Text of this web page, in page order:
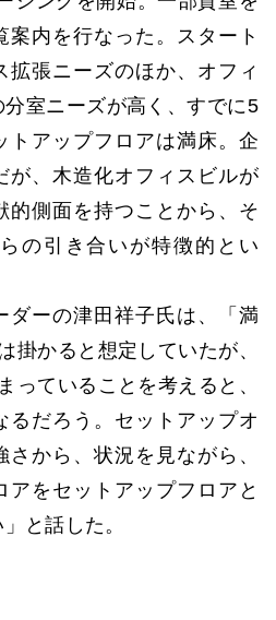
案内を行なった。スタート
拡張ニーズのほか、オフィ
室ニーズが高く、すでに5
トアップフロアは満床。企
が、木造化オフィスビルが
的側面を持つことから、そ
の引き合いが特徴的とい
ーの津田祥子氏は、「満
掛かると想定していたが、
っていることを考えると、
るだろう。セットアップオ
から、状況を見ながら、
アをセットアップフロアと
と話した。